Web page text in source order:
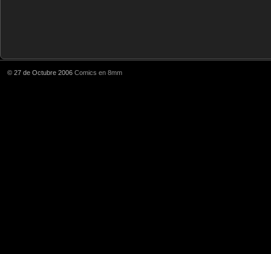
© 27 de Octubre 2006 Comics en 8mm